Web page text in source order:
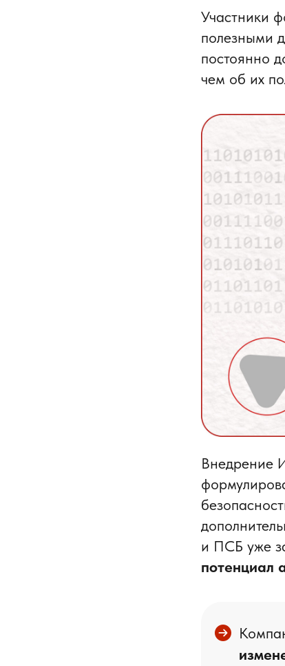
Участники
полезными
постоянно
чем об их
Внедрение
и ПСБ уже
потенциал